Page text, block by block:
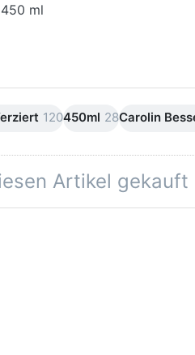
ml
120450ml 28Carolin
Artikel